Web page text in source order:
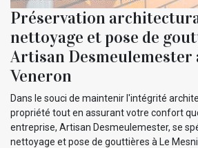
Préservation
nettoyage et pose de
Artisan Desmeulemester
Veneron
Dans le souci de maintenir l'intégrité
propriété tout en assurant votre confort
entreprise, Artisan Desmeulemester, se
nettoyage et pose de gouttières à Le